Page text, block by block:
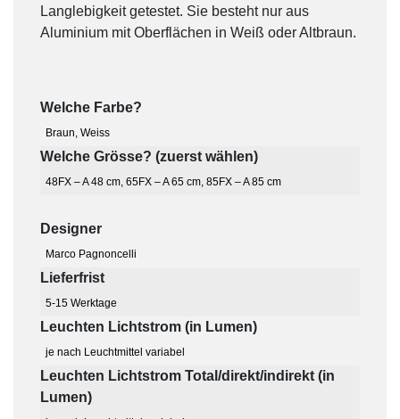
Langlebigkeit getestet. Sie besteht nur aus
Aluminium mit Oberflächen in Weiß oder Altbraun.
Welche Farbe?
Braun, Weiss
Welche Grösse? (zuerst wählen)
48FX – A 48 cm, 65FX – A 65 cm, 85FX – A 85 cm
Designer
Marco Pagnoncelli
Lieferfrist
5-15 Werktage
Leuchten Lichtstrom (in Lumen)
je nach Leuchtmittel variabel
Leuchten Lichtstrom Total/direkt/indirekt (in
Lumen)